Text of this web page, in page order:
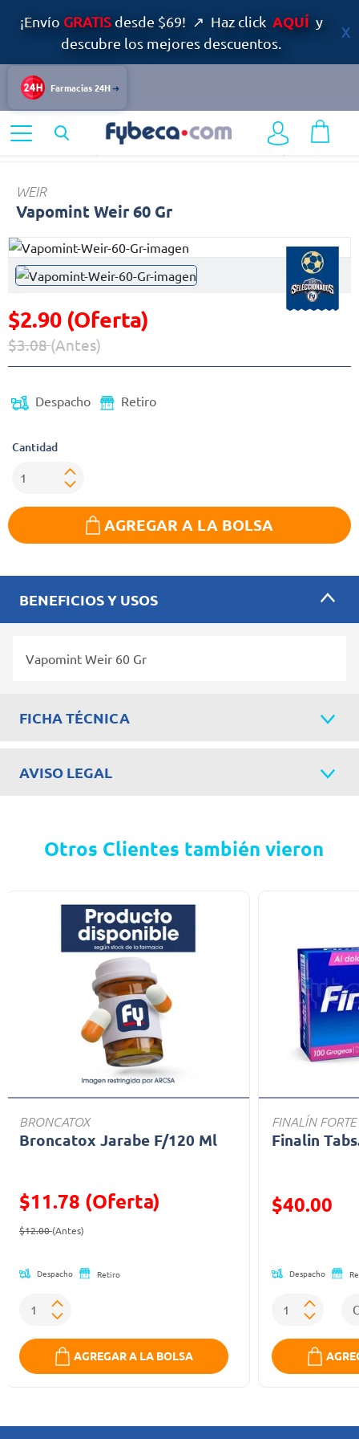
¡Envío GRATISdesde $69! ↗ Haz click AQUÍ y
descubre los mejores descuentos.
Farmacias 24H
Infantil y Maternidad Vapomint
WEIR
Vapomint Weir 60 Gr
$2.90 (Oferta)
Precio reducido de
$3.08(Antes)
Despacho Retiro
Cantidad
AGREGAR A LA BOLSA
BENEFICIOS Y USOS
Vapomint Weir 60 Gr
FICHA TÉCNICA
AVISO LEGAL
Otros Clientes también vieron
BRONCATOX
Broncatox Jarabe F/120 Ml
$11.78 (Oferta)
Precio reducido de
$12.00(Antes)
Despacho Retiro
AGREGAR A LA BOLSA
FINALÍN FORTE
Finalin
Precio
$40.00
Despacho